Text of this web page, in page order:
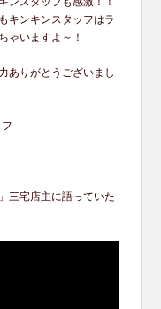
キンキンスタッフはラ
ゃいますよ～！
ありがとうございまし
三宅店主に語っていた